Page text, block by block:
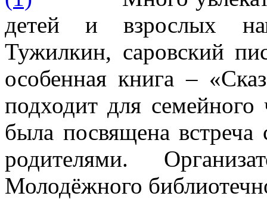
детей и взрослых
Тужилкин, саровский
особенная книга –
подходит для
была посвящена
родителями.
Молодёжного